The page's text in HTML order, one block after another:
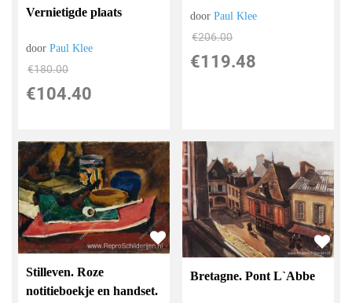
Vernietigde plaats
doorPaul Klee
€180.00
€104.40
doorPaul Klee
€206.00
€119.48
Stilleven. Roze
notitieboekje en handset.
Bretagne. Pont L`Abbe